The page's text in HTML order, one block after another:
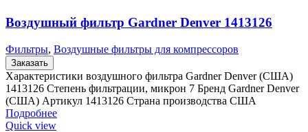
Воздушный фильтр Gardner Denver 1413126
Фильтры, Воздушные фильтры для компрессоров
Заказать
Характеристики воздушного фильтра Gardner Denver (США)
1413126 Степень фильтрации, микрон 7 Бренд Gardner Denver
(США) Артикул 1413126 Страна производства США
Подробнее
Quick view